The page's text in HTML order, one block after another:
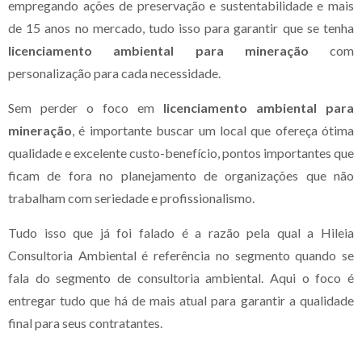
empregando ações de preservação e sustentabilidade e mais
de 15 anos no mercado, tudo isso para garantir que se tenha
licenciamento ambiental para mineração com
personalização para cada necessidade.
Sem perder o foco em licenciamento ambiental para
mineração, é importante buscar um local que ofereça ótima
qualidade e excelente custo-benefício, pontos importantes que
ficam de fora no planejamento de organizações que não
trabalham com seriedade e profissionalismo.
Tudo isso que já foi falado é a razão pela qual a Hileia
Consultoria Ambiental é referência no segmento quando se
fala do segmento de consultoria ambiental. Aqui o foco é
entregar tudo que há de mais atual para garantir a qualidade
final para seus contratantes.